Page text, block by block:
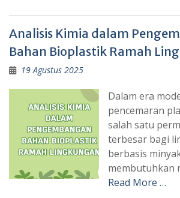
Analisis Kimia dalam
Bahan Bioplastik Ramah
19 Agustus 2025
Dalam era
pencemaran
salah satu
terbesar bagi
berbasis
membutuhkan
Read More …